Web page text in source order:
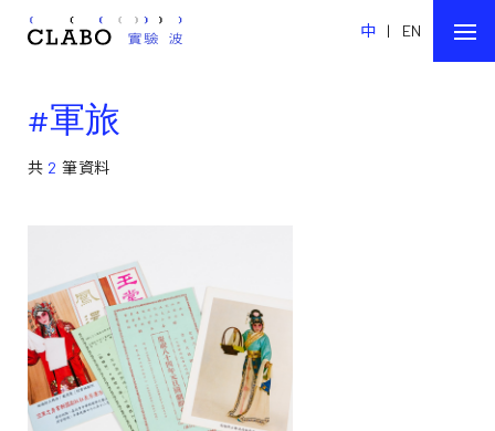
中 | EN
#軍旅
共 2 筆資料